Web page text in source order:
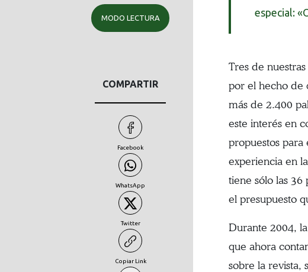
MODO LECTURA
COMPARTIR
Facebook
WhatsApp
Twitter
Copiar Link
especial:
Tres de
por el hecho de
más de 2.400
este interés en
propuestos
experiencia en
tiene sólo las
el presupuesto
Durante 2004,
que ahora
sobre la revista,